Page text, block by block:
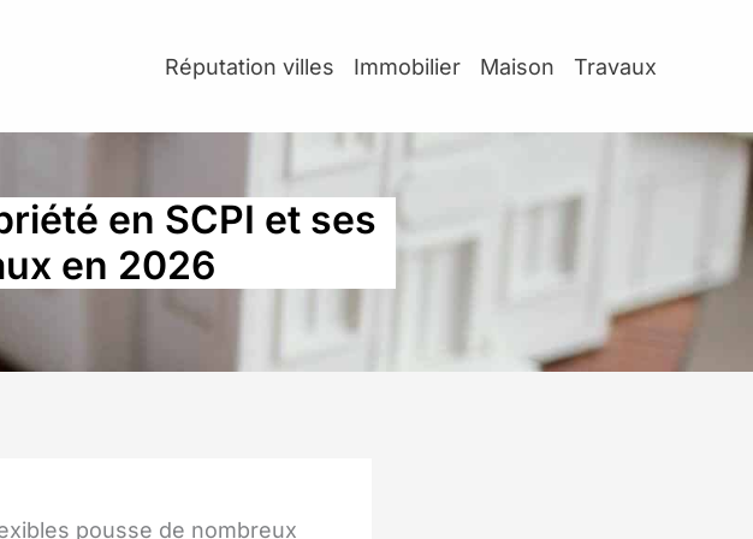
Réputation villes Immobilier Maison Travaux
en SCPI et ses
en 2026
pousse de nombreux